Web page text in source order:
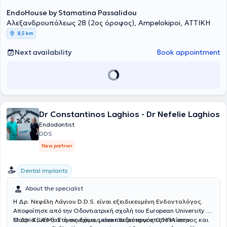
EndoHouse by Stamatina Passalidou
Αλεξανδρουπόλεως 28 (2ος όροφος), Ampelokipoi, ΑΤΤΙΚΗ
8,5 km
Next availability Book appointment
Dr Constantinos Laghios - Dr Nefelie Laghios
Endodontist
DDS
New partner
Dental implants
About the specialist
H Δρ. Νεφέλη Λάγιου D.D.S. είναι εξειδικευμένη Ενδοντολόγος.
Αποφοίτησε από την Οδοντιατρική σχολή του European University of
Madrid (UEM). Στη συνέχεια, μετεκπαιδεύτηκε στις ΗΠΑ στην
ΟΔρ. Κωνσταντίνος ΛάγιοςείναιΧειρουργός Οδοντίατρος και